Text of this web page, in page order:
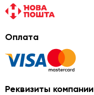
Оплата
Реквизиты компании